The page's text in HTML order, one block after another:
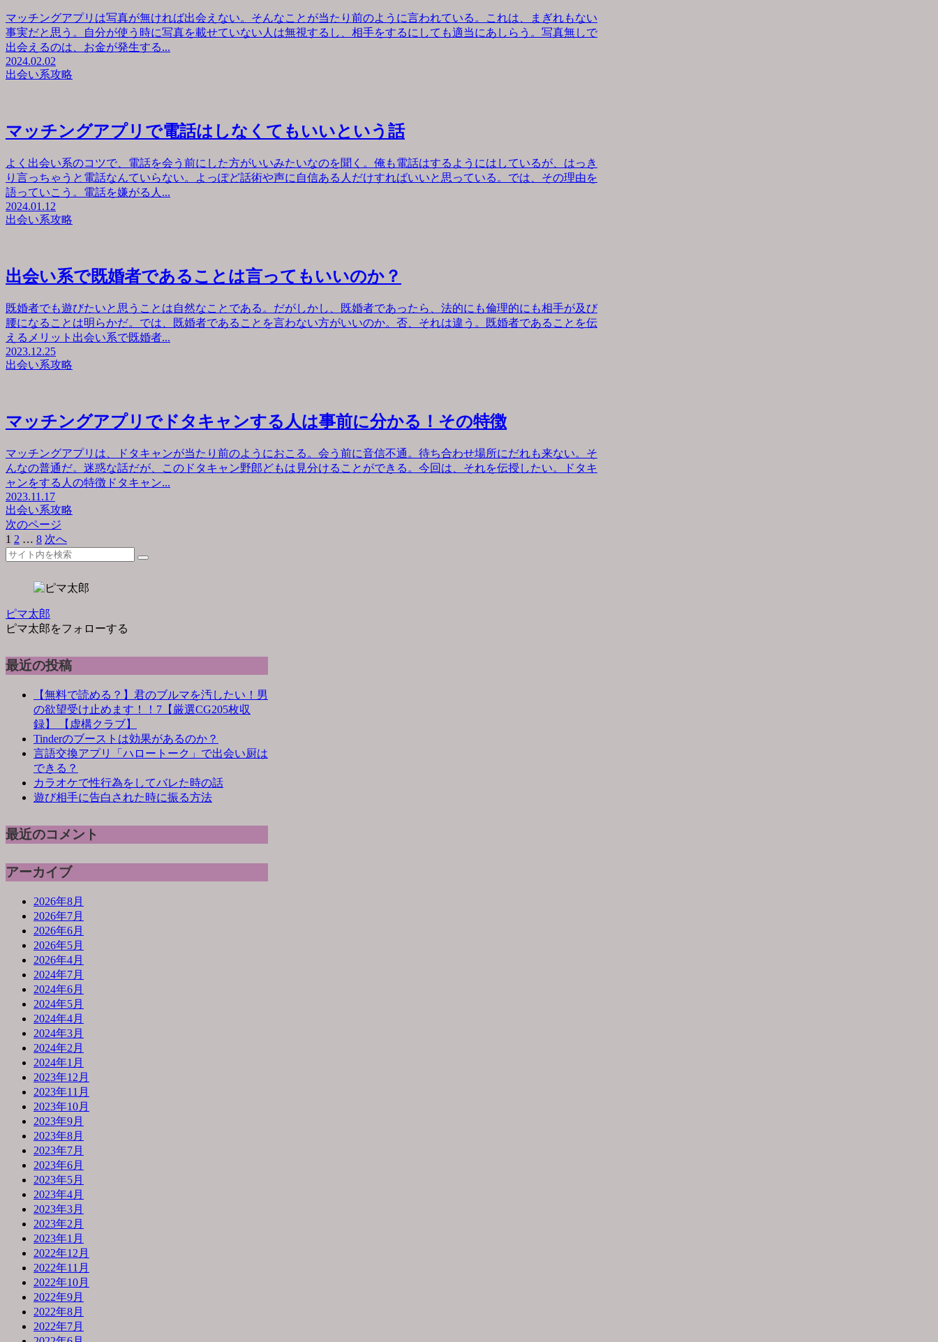
マッチングアプリは写真が無ければ出会えない。そんなことが当たり前のように言われている。これは、まぎれもない
事実だと思う。自分が使う時に写真を載せていない人は無視するし、相手をするにしても適当にあしらう。写真無しで
出会えるのは、お金が発生する...
2024.02.02
出会い系攻略
マッチングアプリで電話はしなくてもいいという話
よく出会い系のコツで、電話を会う前にした方がいいみたいなのを聞く。俺も電話はするようにはしているが、はっき
り言っちゃうと電話なんていらない。よっぽど話術や声に自信ある人だけすればいいと思っている。では、その理由を
語っていこう。電話を嫌がる人...
2024.01.12
出会い系攻略
出会い系で既婚者であることは言ってもいいのか？
既婚者でも遊びたいと思うことは自然なことである。だがしかし、既婚者であったら、法的にも倫理的にも相手が及び
腰になることは明らかだ。では、既婚者であることを言わない方がいいのか。否、それは違う。既婚者であることを伝
えるメリット出会い系で既婚者...
2023.12.25
出会い系攻略
マッチングアプリでドタキャンする人は事前に分かる！その特徴
マッチングアプリは、ドタキャンが当たり前のようにおこる。会う前に音信不通。待ち合わせ場所にだれも来ない。そ
んなの普通だ。迷惑な話だが、このドタキャン野郎どもは見分けることができる。今回は、それを伝授したい。ドタキ
ャンをする人の特徴ドタキャン...
2023.11.17
出会い系攻略
次のページ
1 2 … 8 次へ
ピマ太郎
ピマ太郎をフォローする
最近の投稿
【無料で読める？】君のブルマを汚したい！男
の欲望受け止めます！！7【厳選CG205枚収
録】 【虚構クラブ】
Tinderのブーストは効果があるのか？
言語交換アプリ「ハロートーク」で出会い厨は
できる？
カラオケで性行為をしてバレた時の話
遊び相手に告白された時に振る方法
最近のコメント
アーカイブ
2026年8月
2026年7月
2026年6月
2026年5月
2026年4月
2024年7月
2024年6月
2024年5月
2024年4月
2024年3月
2024年2月
2024年1月
2023年12月
2023年11月
2023年10月
2023年9月
2023年8月
2023年7月
2023年6月
2023年5月
2023年4月
2023年3月
2023年2月
2023年1月
2022年12月
2022年11月
2022年10月
2022年9月
2022年8月
2022年7月